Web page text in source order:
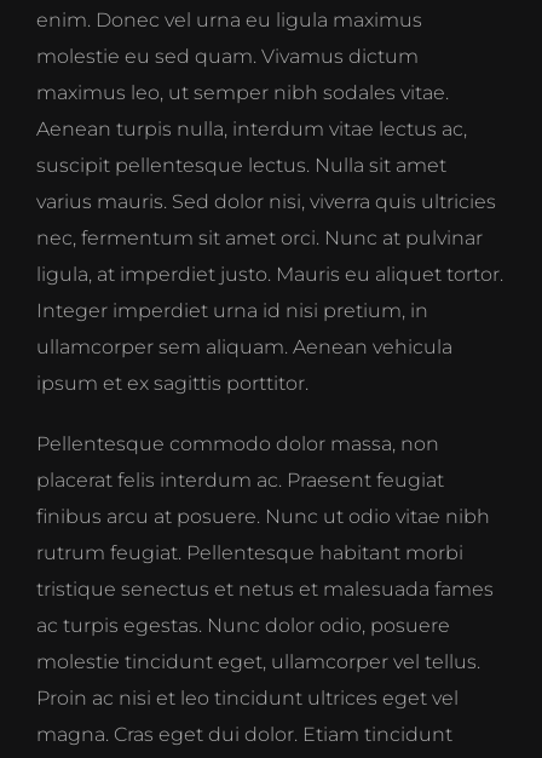
enim. Donec vel urna eu ligula maximus
molestie eu sed quam. Vivamus dictum
maximus leo, ut semper nibh sodales vitae.
Aenean turpis nulla, interdum vitae lectus ac,
suscipit pellentesque lectus. Nulla sit amet
varius mauris. Sed dolor nisi, viverra quis ultricies
nec, fermentum sit amet orci. Nunc at pulvinar
ligula, at imperdiet justo. Mauris eu aliquet tortor.
Integer imperdiet urna id nisi pretium, in
ullamcorper sem aliquam. Aenean vehicula
ipsum et ex sagittis porttitor.
Pellentesque commodo dolor massa, non
placerat felis interdum ac. Praesent feugiat
finibus arcu at posuere. Nunc ut odio vitae nibh
rutrum feugiat. Pellentesque habitant morbi
tristique senectus et netus et malesuada fames
ac turpis egestas. Nunc dolor odio, posuere
molestie tincidunt eget, ullamcorper vel tellus.
Proin ac nisi et leo tincidunt ultrices eget vel
magna. Cras eget dui dolor. Etiam tincidunt